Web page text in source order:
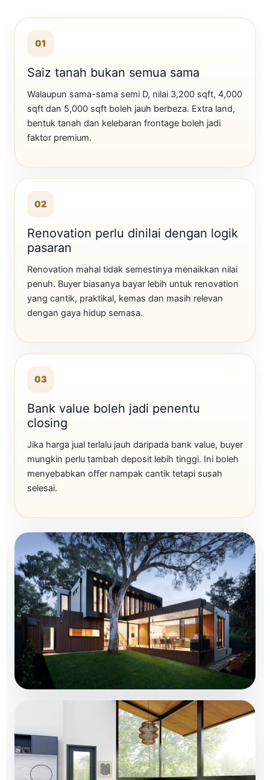
01
Saiz tanah bukan semua sama
Walaupun sama-sama semi D, nilai 3,200 sqft, 4,000
sqft dan 5,000 sqft boleh jauh berbeza. Extra land,
bentuk tanah dan kelebaran frontage boleh jadi
faktor premium.
02
Renovation perlu dinilai dengan logik
pasaran
Renovation mahal tidak semestinya menaikkan nilai
penuh. Buyer biasanya bayar lebih untuk renovation
yang cantik, praktikal, kemas dan masih relevan
dengan gaya hidup semasa.
03
Bank value boleh jadi penentu
closing
Jika harga jual terlalu jauh daripada bank value, buyer
mungkin perlu tambah deposit lebih tinggi. Ini boleh
menyebabkan offer nampak cantik tetapi susah
selesai.